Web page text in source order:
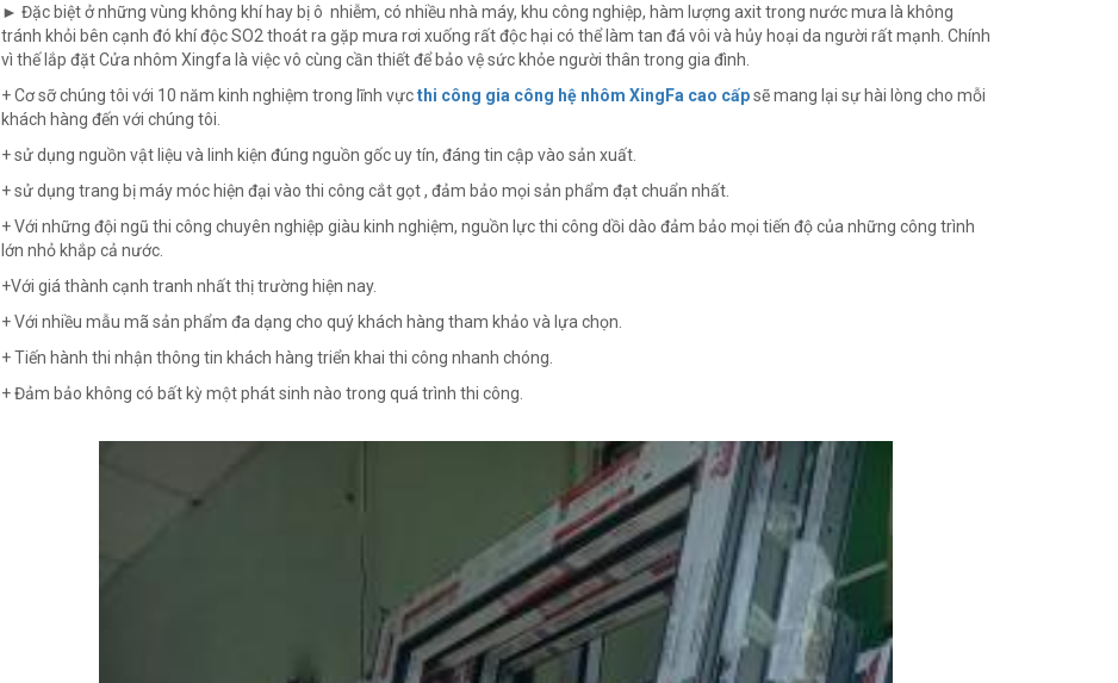
► Đặc biệt ở những vùng không khí hay bị ô nhiễm, có nhiều nhà máy, khu công nghiệp, hàm lượng axit trong nước mưa là không
tránh khỏi bên cạnh đó khí độc SO2 thoát ra gặp mưa rơi xuống rất độc hại có thể làm tan đá vôi và hủy hoại da người rất mạnh. Chính
vì thế lắp đặt Cửa nhôm Xingfa là việc vô cùng cần thiết để bảo vệ sức khỏe người thân trong gia đình.
+ Cơ sỡ chúng tôi với 10 năm kinh nghiệm trong lĩnh vựcthi công gia công hệ nhôm XingFa cao cấpsẽ mang lại sự hài lòng cho mỗi
khách hàng đến với chúng tôi.
+ sử dụng nguồn vật liệu và linh kiện đúng nguồn gốc uy tín, đáng tin cập vào sản xuất.
+ sử dụng trang bị máy móc hiện đại vào thi công cắt gọt , đảm bảo mọi sản phẩm đạt chuẩn nhất.
+ Với những đội ngũ thi công chuyên nghiệp giàu kinh nghiệm, nguồn lực thi công dồi dào đảm bảo mọi tiến độ của những công trình
lớn nhỏ khắp cả nước.
+Với giá thành cạnh tranh nhất thị trường hiện nay.
+ Với nhiều mẫu mã sản phẩm đa dạng cho quý khách hàng tham khảo và lựa chọn.
+ Tiến hành thi nhận thông tin khách hàng triển khai thi công nhanh chóng.
+ Đảm bảo không có bất kỳ một phát sinh nào trong quá trình thi công.